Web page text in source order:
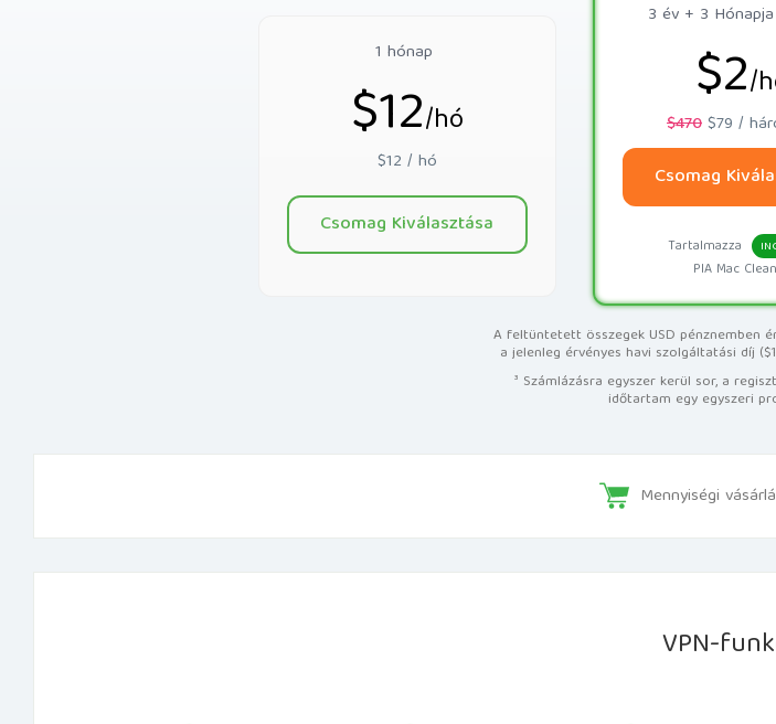
1 hónap
$12/hó
$12 / hó
Csomag Kiválasztása
3 év + 3 Hónapja
$2/
$470$79 /
Csomag
Tartalmazza
PIA Mac
A feltüntetett összegek USD pénznemben
a jelenleg érvényes havi szolgáltatási díj
³ Számlázásra egyszer kerül sor, a
időtartam egy egyszeri
Mennyiségi
VPN-